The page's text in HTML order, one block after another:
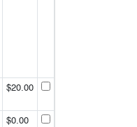
$20.00
$0.00